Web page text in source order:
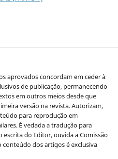
aprovados concordam em ceder à
de publicação, permanecendo
em outros meios desde que
versão na revista. Autorizam,
para reprodução em
É vedada a tradução para
do Editor, ouvida a Comissão
conteúdo dos artigos é exclusiva